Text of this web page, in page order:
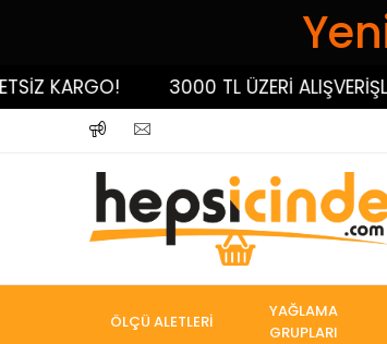
KARGO! 3000 TL ÜZERİ
ÖLÇÜ ALETLERİ
YAĞLAMA
GRUPLARI